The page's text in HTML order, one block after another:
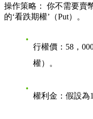
操作策略 ： 你不需要賣
的‘看跌期權’（Put）。
行權價 ：58，
權）。
權利金 ：假設為